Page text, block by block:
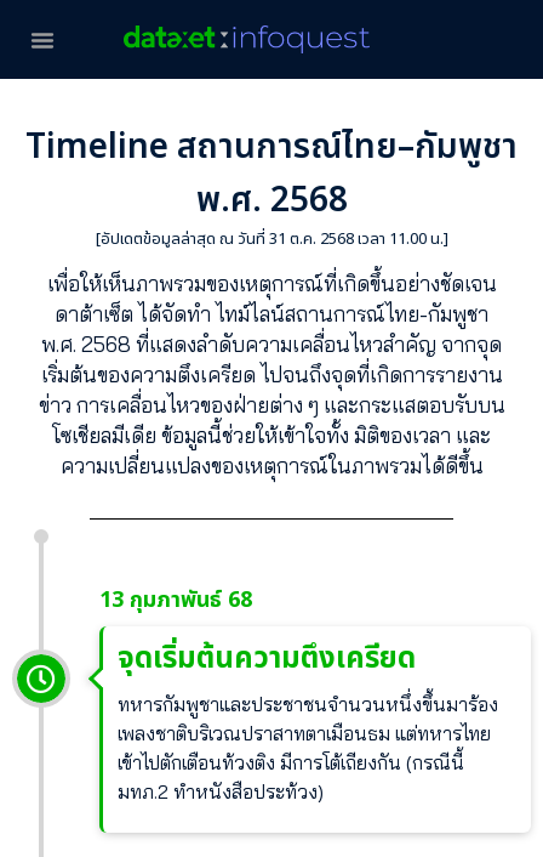
Timeline สถานการณ์ไทย–กัมพูชา
พ.ศ. 2568
[อัปเดตข้อมูลล่าสุด ณ วันที่ 31 ต.ค. 2568 เวลา 11.00 น.]
เพื่อให้เห็นภาพรวมของเหตุการณ์ที่เกิดขึ้นอย่างชัดเจน
ดาต้าเซ็ต ได้จัดทำ ไทม์ไลน์สถานการณ์ไทย-กัมพูชา
พ.ศ. 2568 ที่แสดงลำดับความเคลื่อนไหวสำคัญ จากจุด
เริ่มต้นของความตึงเครียด ไปจนถึงจุดที่เกิดการรายงาน
ข่าว การเคลื่อนไหวของฝ่ายต่าง ๆ และกระแสตอบรับบน
โซเชียลมีเดีย ข้อมูลนี้ช่วยให้เข้าใจทั้ง มิติของเวลา และ
ความเปลี่ยนแปลงของเหตุการณ์ในภาพรวมได้ดีขึ้น
13 กุมภาพันธ์ 68
จุดเริ่มต้นความตึงเครียด
ทหารกัมพูชาและประชาชนจำนวนหนึ่งขึ้นมาร้อง
เพลงชาติบริเวณปราสาทตาเมือนธม แต่ทหารไทย
เข้าไปตักเตือนท้วงติง มีการโต้เถียงกัน (กรณีนี้
มทภ.2 ทำหนังสือประท้วง)